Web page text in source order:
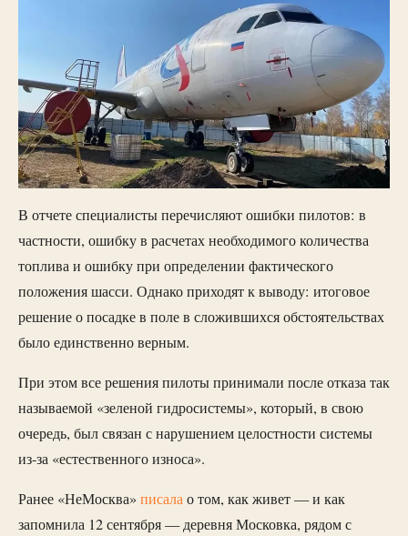
В отчете специалисты перечисляют ошибки пилотов: в
частности, ошибку в расчетах необходимого количества
топлива и ошибку при определении фактического
положения шасси. Однако приходят к выводу: итоговое
решение о посадке в поле в сложившихся обстоятельствах
было единственно верным.
При этом все решения пилоты принимали после отказа так
называемой «зеленой гидросистемы», который, в свою
очередь, был связан с нарушением целостности системы
из-за «естественного износа».
Ранее «НеМосква» писалао том, как живет — и как
запомнила 12 сентября — деревня Московка, рядом с